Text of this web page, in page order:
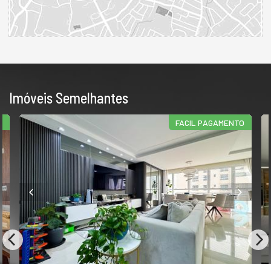
Imóveis Semelhantes
FACIL PAGAMENTO